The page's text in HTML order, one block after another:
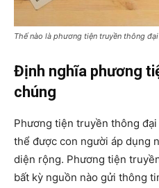
Thế nào là phương tiện truyền thông
Định nghĩa phương
chúng
Phương tiện truyền thông
thể được con người áp dụng
diện rộng. Phương tiện
bất kỳ nguồn nào gửi thông